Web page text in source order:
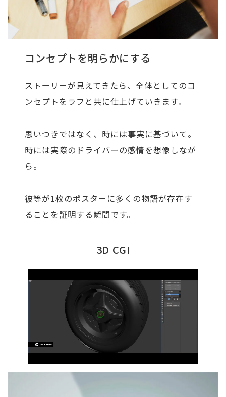
コンセプトを明らかにする
ストーリーが見えてきたら、全体としてのコ
ンセプトをラフと共に仕上げていきます。
思いつきではなく、時には事実に基づいて。
時には実際のドライバーの感情を想像しなが
ら。
彼等が1枚のポスターに多くの物語が存在す
ることを証明する瞬間です。
3D CGI